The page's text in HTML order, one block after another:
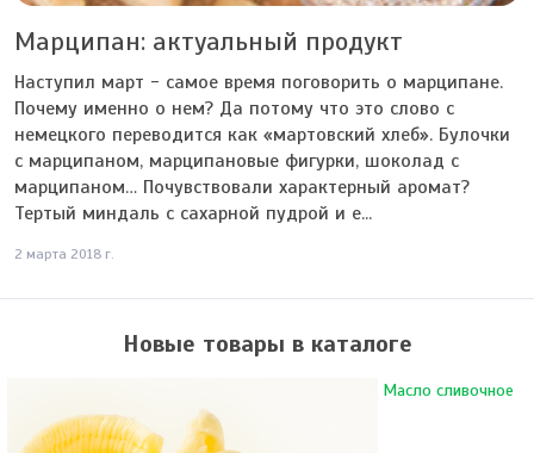
Марципан: актуальный продукт
Наступил март - самое время поговорить о марципане.
Почему именно о нем? Да потому что это слово с
немецкого переводится как «мартовский хлеб». Булочки
с марципаном, марципановые фигурки, шоколад с
марципаном… Почувствовали характерный аромат?
Тертый миндаль с сахарной пудрой и е...
2 марта 2018 г.
Новые товары в каталоге
Масло сливочное